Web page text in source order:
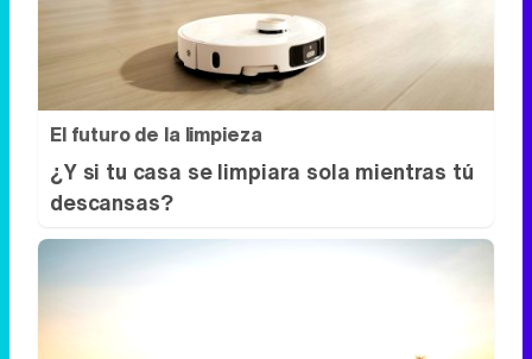
El futuro de la limpieza
¿Y si tu casa se limpiara sola mientras tú
descansas?